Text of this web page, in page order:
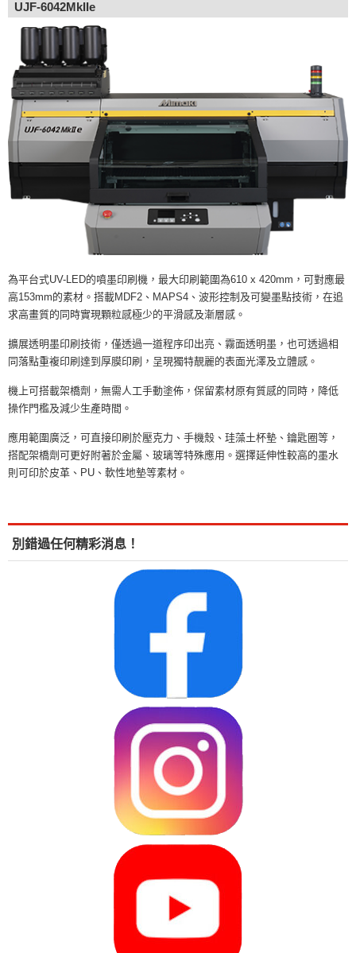
UJF-6042MkIIe
為平台式UV-LED的噴墨印刷機，最大印刷範圍為610 x 420mm，可對應最
高153mm的素材。搭載MDF2、MAPS4、波形控制及可變墨點技術，在追
求高畫質的同時實現顆粒感極少的平滑感及漸層感。
擴展透明墨印刷技術，僅透過一道程序印出亮、霧面透明墨，也可透過相
同落點重複印刷達到厚膜印刷，呈現獨特靚麗的表面光澤及立體感。
機上可搭載架橋劑，無需人工手動塗佈，保留素材原有質感的同時，降低
操作門檻及減少生產時間。
應用範圍廣泛，可直接印刷於壓克力、手機殼、珪藻土杯墊、鑰匙圈等，
搭配架橋劑可更好附著於金屬、玻璃等特殊應用。選擇延伸性較高的墨水
則可印於皮革、PU、軟性地墊等素材。
別錯過任何精彩消息！